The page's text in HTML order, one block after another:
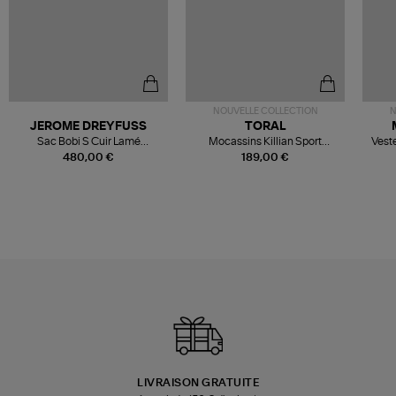
480,00 €
JEROME DREYFUSS
Sac Bobi S Cuir Lamé
Champagne
NOUVELLE COLLECTION
189,00 €
TORAL
Mocassins Killian Sport
Mousse
LIVRAISON GRATUITE